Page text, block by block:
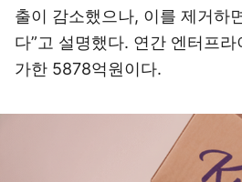
출이 감소했으나, 이를 제거하
다”고 설명했다. 연간 엔터프
가한 5878억원이다.